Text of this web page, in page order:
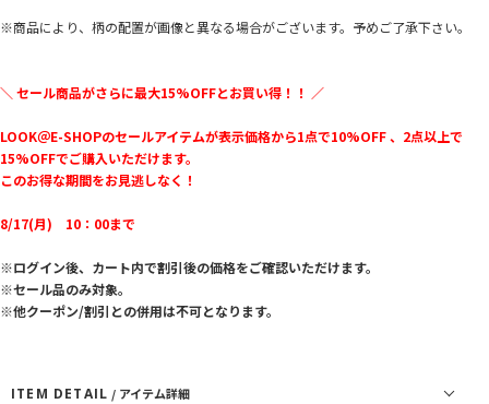
※商品により、柄の配置が画像と異なる場合がございます。予めご了承下さい。
＼ セール商品がさらに最大15%OFFとお買い得！！ ／
LOOK＠E-SHOPのセールアイテムが表示価格から1点で10%OFF 、2点以上で
15%OFFでご購入いただけます。
このお得な期間をお見逃しなく！
8/17(月) 10：00まで
※ログイン後、カート内で割引後の価格をご確認いただけます。
※セール品のみ対象。
※他クーポン/割引との併用は不可となります。
ITEM DETAIL / アイテム詳細